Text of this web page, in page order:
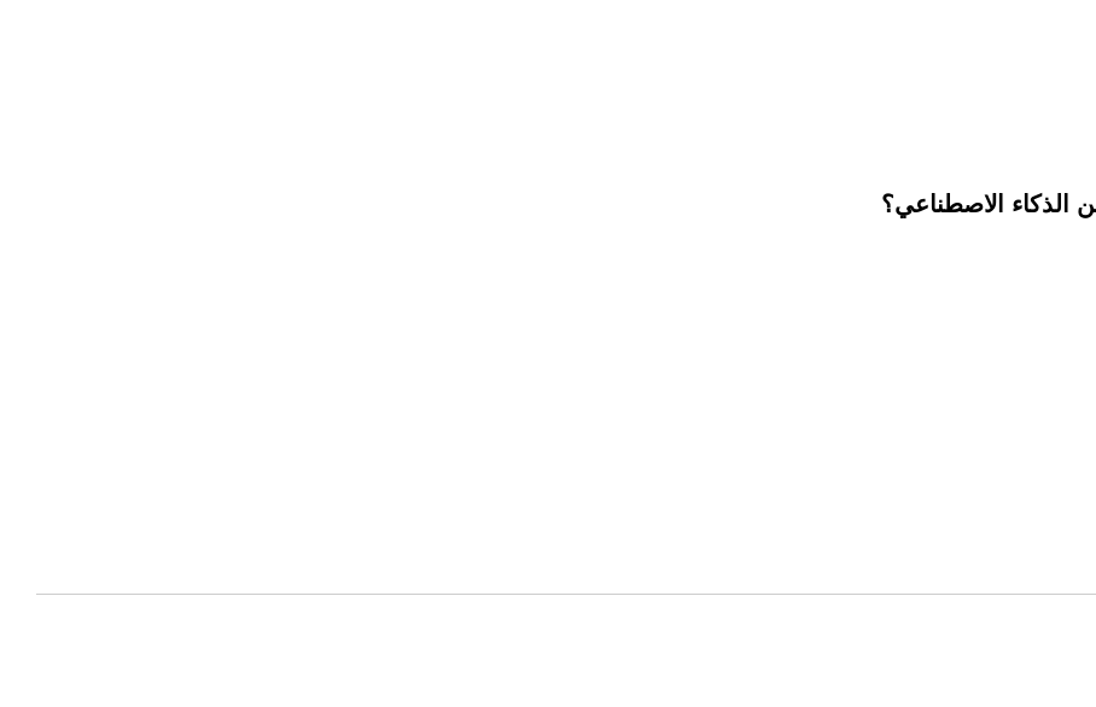
الاصطناعي؟